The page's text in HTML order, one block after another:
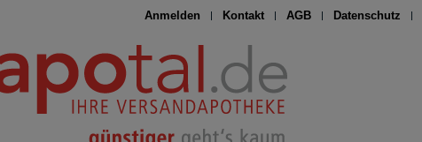
Anmelden Kontakt AGB Datenschutz